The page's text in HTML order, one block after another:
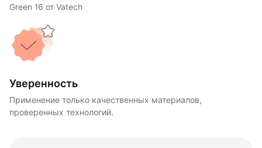
Green 16 от Vatech
Уверенность
Применение только качественных материалов,
проверенных технологий.